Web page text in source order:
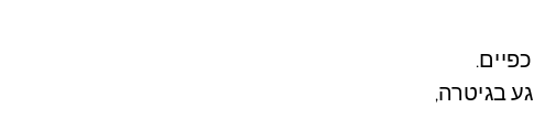
בגיטרה,